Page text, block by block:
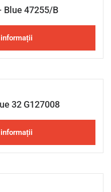
Blue 47255/B
32 G127008